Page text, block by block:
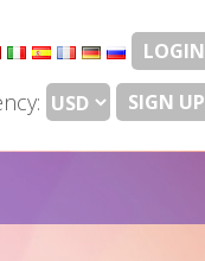
LOGIN
SIGN UP